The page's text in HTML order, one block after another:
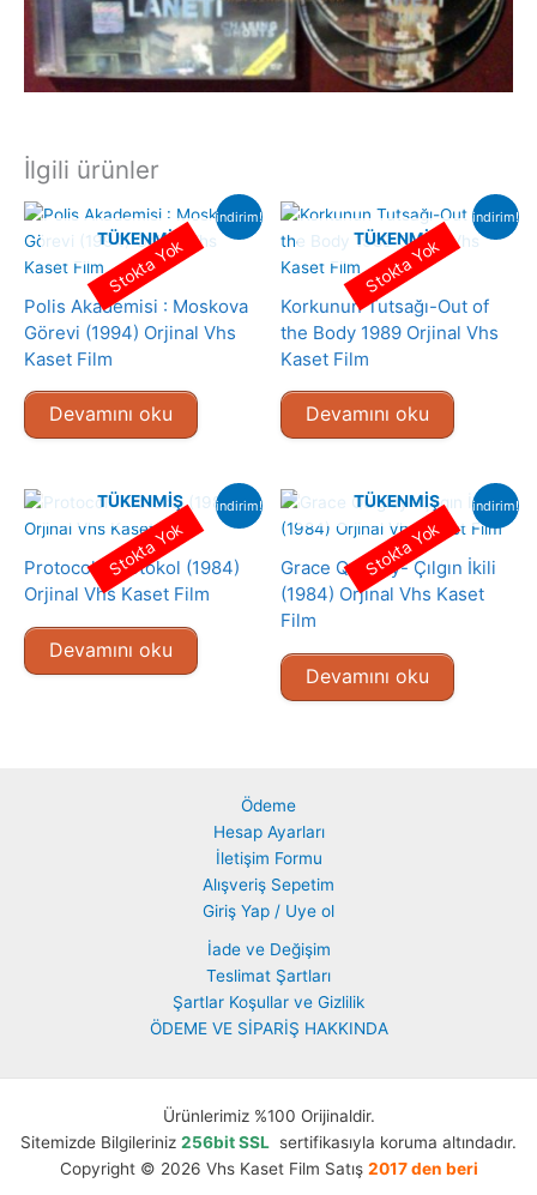
İlgili ürünler
indirim!
TÜKENMIŞ
Polis Akademisi : Moskova
Görevi (1994) Orjinal Vhs
Kaset Film
Devamını oku
Stokta Yok
indirim!
TÜKENMIŞ
Korkunun Tutsağı-Out of
the Body 1989 Orjinal Vhs
Kaset Film
Devamını oku
Stokta Yok
indirim!
TÜKENMIŞ
Protocol- Protokol (1984)
Orjinal Vhs Kaset Film
Devamını oku
Stokta Yok
indirim!
TÜKENMIŞ
Grace Quigley- Çılgın İkili
(1984) Orjinal Vhs Kaset
Film
Devamını oku
Stokta Yok
Ödeme
Hesap Ayarları
İletişim Formu
Alışveriş Sepetim
Giriş Yap / Uye ol
İade ve Değişim
Teslimat Şartları
Şartlar Koşullar ve Gizlilik
ÖDEME VE SİPARİŞ HAKKINDA
Ürünlerimiz %100 Orijinaldir.
Sitemizde Bilgileriniz 256bit SSL sertifikasıyla koruma altındadır.
Copyright © 2026 Vhs Kaset Film Satış 2017 den beri